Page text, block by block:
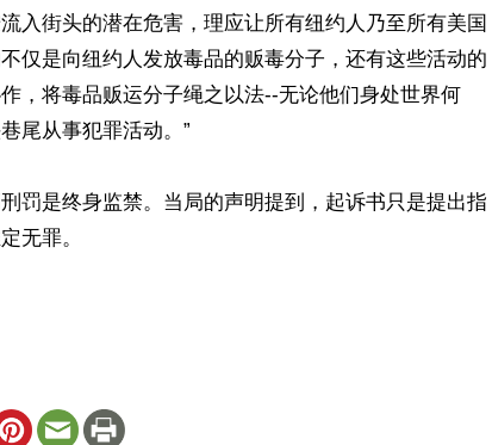
入街头的潜在危害，理应让所有纽约人乃至所有美国
仅是向纽约人发放毒品的贩毒分子，还有这些活动的
，将毒品贩运分子绳之以法--无论他们身处世界何
尾从事犯罪活动。”
罚是终身监禁。当局的声明提到，起诉书只是提出指
无罪。